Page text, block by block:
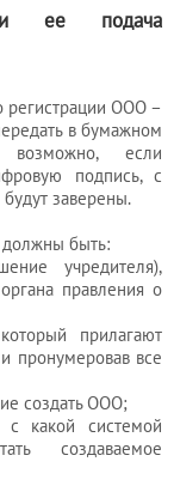
и ее подача
регистрации ООО –
в бумажном
если
подпись, с
заверены.
должны быть:
учредителя),
правления о
прилагают
пронумеровав все
создать ООО;
с какой системой
создаваемое